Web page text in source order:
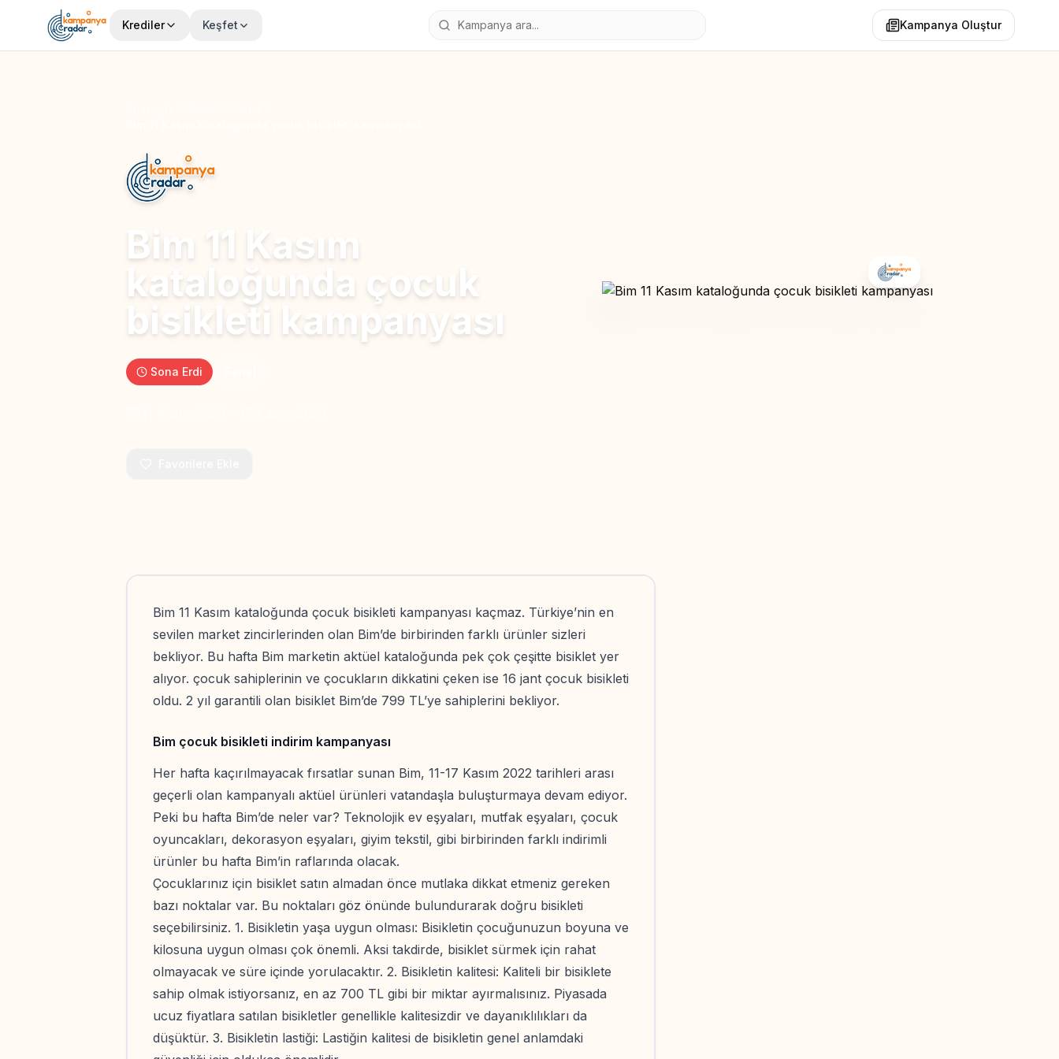
Krediler Keşfet Kampanya Oluştur
Bim 11 Kasım
kataloğunda çocuk
bisikleti kampanyası
Sona Erdi
Bim 11 Kasım kataloğunda çocuk bisikleti kampanyası kaçmaz. Türkiye’nin en
sevilen market zincirlerinden olan Bim’de birbirinden farklı ürünler sizleri
bekliyor. Bu hafta Bim marketin aktüel kataloğunda pek çok çeşitte bisiklet yer
alıyor. çocuk sahiplerinin ve çocukların dikkatini çeken ise 16 jant çocuk bisikleti
oldu. 2 yıl garantili olan bisiklet Bim’de 799 TL’ye sahiplerini bekliyor.
Bim çocuk bisikleti indirim kampanyası
Her hafta kaçırılmayacak fırsatlar sunan Bim, 11-17 Kasım 2022 tarihleri arası
geçerli olan kampanyalı aktüel ürünleri vatandaşla buluşturmaya devam ediyor.
Peki bu hafta Bim’de neler var? Teknolojik ev eşyaları, mutfak eşyaları, çocuk
oyuncakları, dekorasyon eşyaları, giyim tekstil, gibi birbirinden farklı indirimli
ürünler bu hafta Bim’in raflarında olacak.
Çocuklarınız için bisiklet satın almadan önce mutlaka dikkat etmeniz gereken
bazı noktalar var. Bu noktaları göz önünde bulundurarak doğru bisikleti
seçebilirsiniz. 1. Bisikletin yaşa uygun olması: Bisikletin çocuğunuzun boyuna ve
kilosuna uygun olması çok önemli. Aksi takdirde, bisiklet sürmek için rahat
olmayacak ve süre içinde yorulacaktır. 2. Bisikletin kalitesi: Kaliteli bir bisiklete
sahip olmak istiyorsanız, en az 700 TL gibi bir miktar ayırmalısınız. Piyasada
ucuz fiyatlara satılan bisikletler genellikle kalitesizdir ve dayanıklılıkları da
düşüktür. 3. Bisikletin lastiği: Lastiğin kalitesi de bisikletin genel anlamdaki